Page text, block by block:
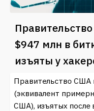
$947 млн в
изъяты у
Правительство США
(эквивалент
США), изъятых после